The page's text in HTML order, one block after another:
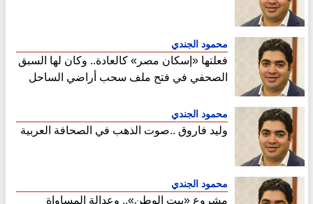
محمود الجندي
فعلتها «إسكان مصر» كالعادة.. وكان لها السبق
الصحفي في فتح ملف سحب أراضي الساحل
محمود الجندي
وليد فاروق ..صوت الذهب في الصحافة العربية
محمود الجندي
مشروع «بيت الوطن».. وعدالة المساواة